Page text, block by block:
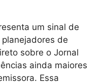
um sinal de
de
sobre o Jornal
ainda maiores
Essa